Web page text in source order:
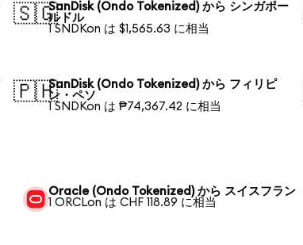
🇸🇬SanDisk (Ondo Tokenized) から シンガポー
ルドル
1 SNDKon は $1,565.63 に相当
🇵🇭SanDisk (Ondo Tokenized) から フィリピ
ン・ペソ
1 SNDKon は ₱74,367.42 に相当
Oracle (Ondo Tokenized) から スイスフラン
1 ORCLon は CHF 118.89 に相当